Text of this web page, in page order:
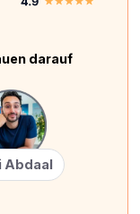
darauf
Abdaal